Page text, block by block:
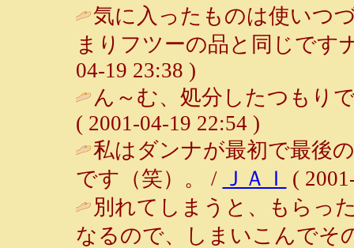
気に入ったものは使いつ
まりフツーの品と同じです
04-19 23:38 )
ん～む、処分したつもり
( 2001-04-19 22:54 )
私はダンナが最初で最後
です（笑）。 / ＪＡＩ
(
別れてしまうと、もらっ
なるので、しまいこんでそ